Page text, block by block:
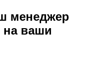
менеджер
на ваши